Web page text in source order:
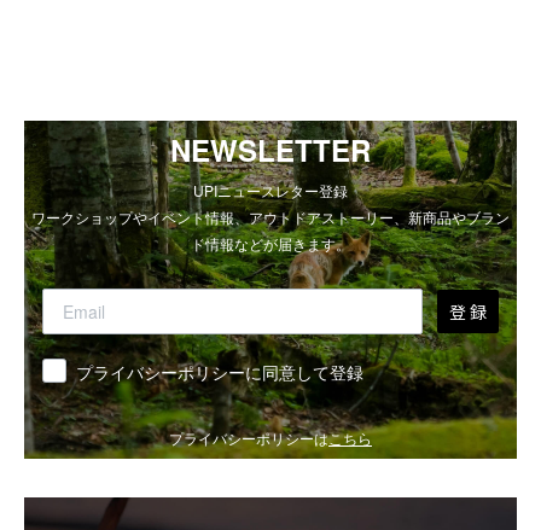
NEWSLETTER
UPIニュースレター登録
ワークショップやイベント情報、アウトドアストーリー、新商品やブラン
ド情報などが届きます。
登 録
同意 プライバシーポリシーに同意して登録
プライバシーポリシーはこちら